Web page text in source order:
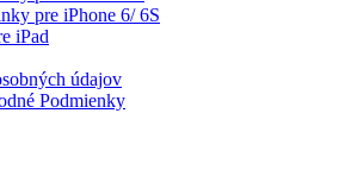
pre iPhone 6/ 6S
iPad
údajov
Podmienky